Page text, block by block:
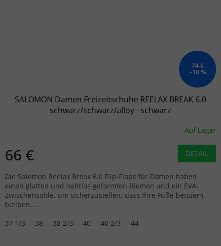
74 €
–10 %
SALOMON Damen Freizeitschuhe REELAX BREAK 6.0
schwarz/schwarz/alloy - schwarz
Auf Lager
66 € DETAIL
Die Salomon Reelax Break 6.0 Flip-Flops für Damen haben
einen glatten und nahtlos geformten Riemen und ein EVA-
Zwischensohle, um sicherzustellen, dass Ihre Füße bequem
bleiben,...
37 1/3
38 38 2/3 40 40 2/3 44